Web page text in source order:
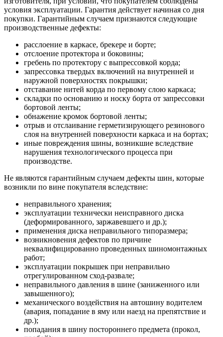
условия эксплуатации. Гарантия действует начиная со дня
покупки. Гарантийным случаем признаются следующие
производственные дефекты:
расслоение в каркасе, брекере и борте;
отслоение протектора и боковины;
гребень по протектору с выпрессовкой корда;
запрессовка твердых включений на внутренней и
наружной поверхностях покрышки;
отставание нитей корда по первому слою каркаса;
складки по основанию и носку борта от запрессовки
бортовой ленты;
обнажение кромок бортовой ленты;
отрыв и отслаивание герметизирующего резинового
слоя на внутренней поверхности каркаса и на бортах;
иные повреждения шины, возникшие вследствие
нарушения технологического процесса при
производстве.
Не являются гарантийным случаем дефекты шин, которые
возникли по вине покупателя вследствие:
неправильного хранения;
эксплуатации технически неисправного диска
(деформированного, заржавевшего и др.);
применения диска неправильного типоразмера;
возникновения дефектов по причине
неквалифицированно проведенных шиномонтажных
работ;
эксплуатации покрышек при неправильно
отрегулированном сход-развале;
неправильного давления в шине (заниженного или
завышенного);
механического воздействия на автошину водителем
(авария, попадание в яму или наезд на препятствие и
др.);
попадания в шину постороннего предмета (прокол,